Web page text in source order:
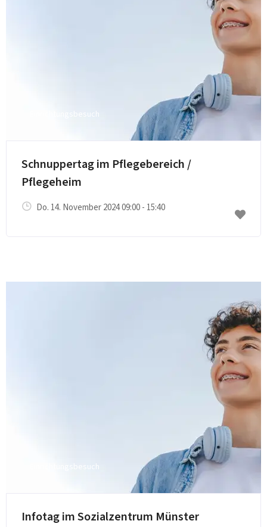
Einrichtungsbesuch
Schnuppertag im Pflegebereich /
Pflegeheim
Do. 14. November 2024 09:00 - 15:40
Einrichtungsbesuch
Infotag im Sozialzentrum Münster